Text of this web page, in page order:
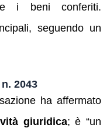
i beni conferiti.
seguendo un
2043
ha affermato
giuridica; è “un